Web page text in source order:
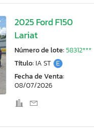
2025 Ford F150
Lariat
Número de lote:58312***
Título: IA ST E
Fecha de Venta:
08/07/2026